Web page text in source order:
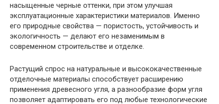
насыщенные черные оттенки, при этом улучшая
эксплуатационные характеристики материалов. Именно
его природные свойства — пористость, устойчивость и
экологичность — делают его незаменимым в
современном строительстве и отделке.
Растущий спрос на натуральные и высококачественные
отделочные материалы способствует расширению
применения древесного угля, а разнообразие форм угля
позволяет адаптировать его под любые технологические